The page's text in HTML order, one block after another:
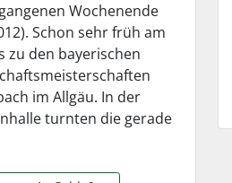
Wochenende
Schon sehr früh am
zu den bayerischen
im Allgäu. In der
turnten die gerade